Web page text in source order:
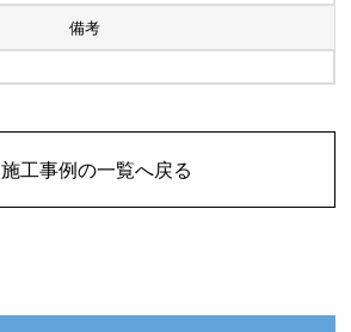
備考
施工事例の一覧へ戻る